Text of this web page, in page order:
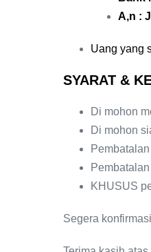
A,n :
Uang yang
SYARAT &
Di mohon
Di mohon
KHUSUS
Segera